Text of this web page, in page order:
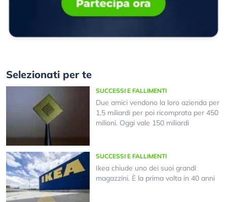
Selezionati per te
SUCCESSI E FALLIMENTI
Due amici vendono la loro azienda per
1,5 miliardi per poi ricomprata per 450
milioni. Oggi vale 150 miliardi
SUCCESSI E FALLIMENTI
Ikea chiude uno dei suoi grandi
magazzini. È la prima volta in 40 anni